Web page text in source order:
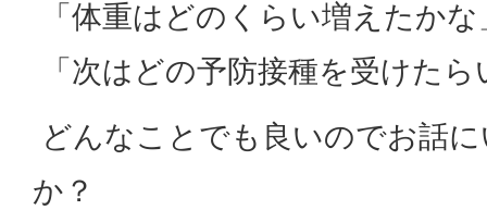
「体重はどのくらい増えたかな
「次はどの予防接種を受けた
どんなことでも良いのでお話
か？